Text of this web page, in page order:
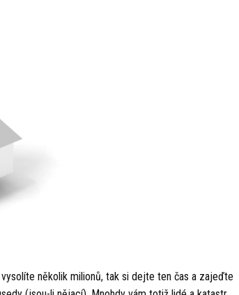
několik milionů, tak si dejte ten čas a zajeďte